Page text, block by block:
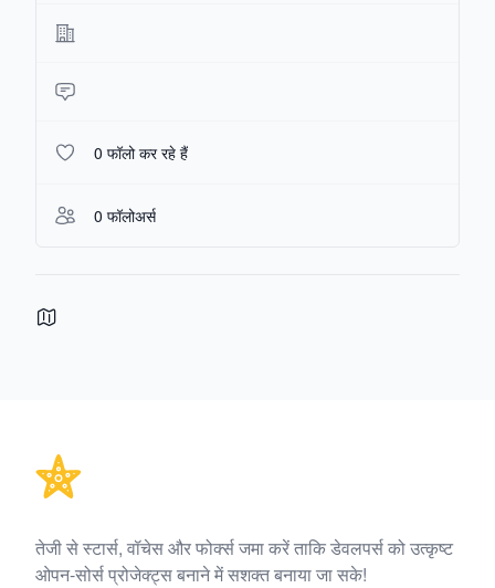
0 फॉलो कर रहे हैं
0 फॉलोअर्स
तेजी से स्टार्स, वॉचेस और फोर्क्स जमा करें ताकि डेवलपर्स को उत्कृष्ट
ओपन-सोर्स प्रोजेक्ट्स बनाने में सशक्त बनाया जा सके!